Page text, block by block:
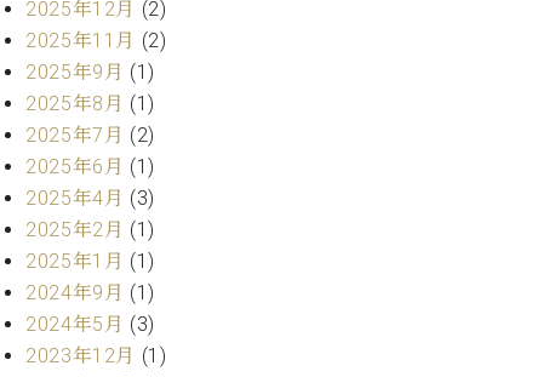
ッ
プ
ラ
イ
ト
ピ
ア
ノ
C.
ヒ
シ
ュ
者
の
声
報
ホー
ル・
スタ
ジオ
タル
ホー
ル・
スタ
ジオ
空き
状況
動
2025年12月 (2)
2025年11月 (2)
2025年9月 (1)
2025年8月 (1)
2025年7月 (2)
2025年6月 (1)
2025年4月 (3)
2025年2月 (1)
2025年1月 (1)
2024年9月 (1)
2024年5月 (3)
2023年12月 (1)